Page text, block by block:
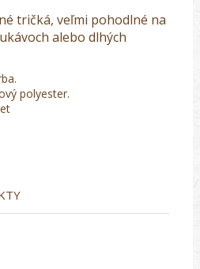
tričká, veľmi pohodlné na
alebo dlhých
polyester.